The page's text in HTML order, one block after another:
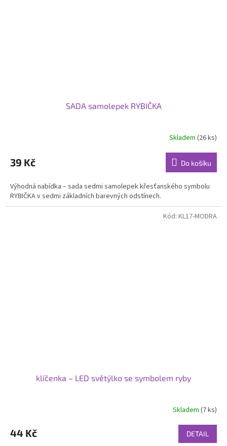
SADA samolepek RYBIČKA
Skladem (26 ks)
39 Kč Do košíku
Výhodná nabídka – sada sedmi samolepek křesťanského symbolu
RYBIČKA v sedmi základních barevných odstínech.
klíčenka – LED světýlko se symbolem ryby
produktu
je
Skladem(7 ks)
44 Kč DETAIL
Kód: KL17-MODRA